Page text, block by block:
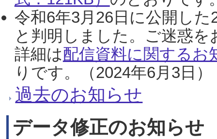
令和6年3月26日に公開し
と判明しました。ご迷惑
詳細は配信資料に関するお
りです。（2024年6月3日）
過去のお知らせ
データ修正のお知らせ